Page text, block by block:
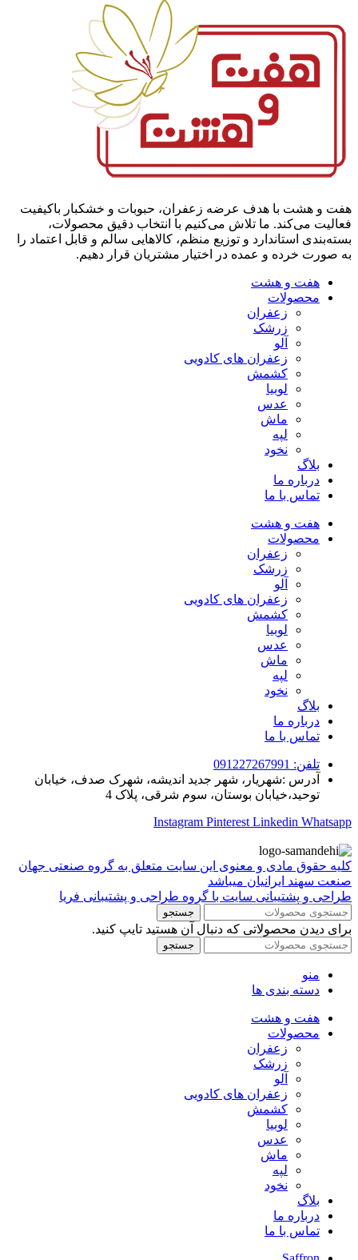
هفت و هشت با هدف عرضه زعفران، حبوبات و خشکبار باکیفیت
فعالیت می‌کند. ما تلاش می‌کنیم با انتخاب دقیق محصولات،
بسته‌بندی استاندارد و توزیع منظم، کالاهایی سالم و قابل اعتماد را
به صورت خرده و عمده در اختیار مشتریان قرار دهیم.
هفت و هشت
محصولات
زعفران
زرشک
آلو
زعفران های کادویی
کشمش
لوبیا
عدس
ماش
لپه
نخود
بلاگ
درباره ما
تماس با ما
هفت و هشت
محصولات
زعفران
زرشک
آلو
زعفران های کادویی
کشمش
لوبیا
عدس
ماش
لپه
نخود
بلاگ
درباره ما
تماس با ما
تلفن: 091227267991
آدرس :شهریار، شهر جدید اندیشه، شهرک صدف، خیابان
توحید،خیابان بوستان، سوم شرقی، پلاک 4
Instagram Pinterest Linkedin Whatsapp
کلیه حقوق مادی و معنوی این سایت متعلق به گروه صنعتی جهان
صنعت سهند ایرانیان میباشد
طراحی و پشتیبانی سایت با گروه طراحی و پشتیبانی فریا
جستجو
برای دیدن محصولاتی که دنبال آن هستید تایپ کنید.
جستجو
منو
دسته بندی ها
هفت و هشت
محصولات
زعفران
زرشک
آلو
زعفران های کادویی
کشمش
لوبیا
عدس
ماش
لپه
نخود
بلاگ
درباره ما
تماس با ما